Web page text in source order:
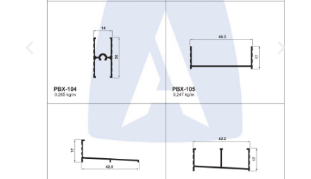
— Móveis Puxadores
— Móveis Testeira
— Móveis Trilhos